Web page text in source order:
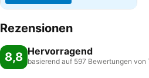
Rezensionen
8,8 Hervorragend
basierend auf 597 Bewertungen von